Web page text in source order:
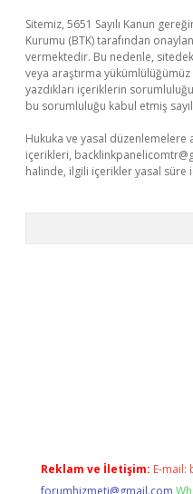
Sitemiz, 5651 Sayılı Kanun
Kurumu (BTK) tarafından
vermektedir. Bu nedenle,
veya araştırma
yazdıkları içeriklerin
bu sorumluluğu kabul etmiş
Hukuka ve yasal düzenlemelere
içerikleri,
halinde, ilgili içerikler yasal süre
Reklam ve İletişim: E-mail:
forumhizmeti@gmail.com